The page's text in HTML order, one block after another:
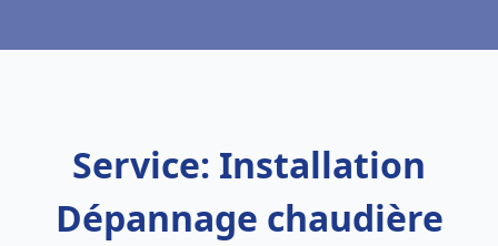
Service: Installation
Dépannage chaudière